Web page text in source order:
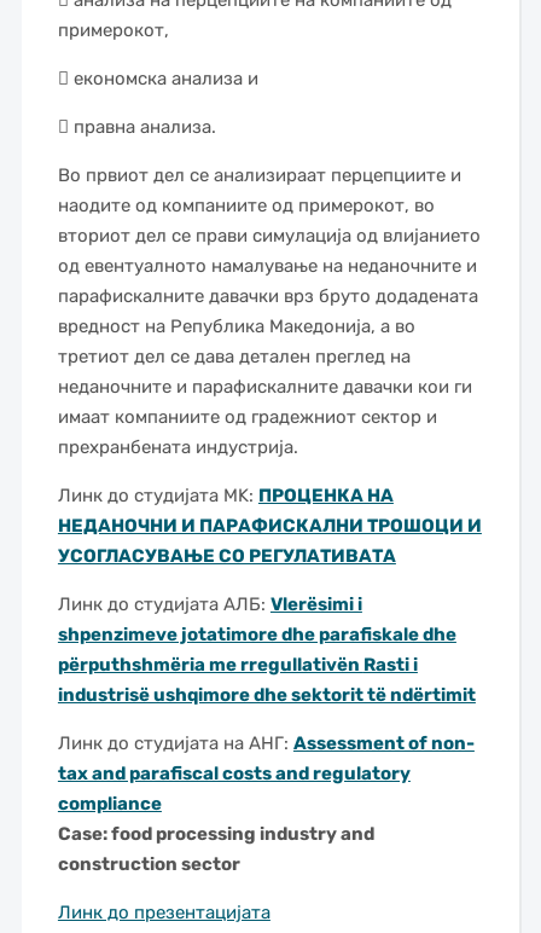
примерокот,
 економска анализа и
 правна анализа.
Во првиот дел се анализираат перцепциите и
наодите од компаниите од примерокот, во
вториот дел се прави симулација од влијанието
од евентуалното намалување на неданочните и
парафискалните давачки врз бруто додадената
вредност на Република Македонија, а во
третиот дел се дава детален преглед на
неданочните и парафискалните давачки кои ги
имаат компаниите од градежниот сектор и
прехранбената индустрија.
Линк до студијата MK: ПРОЦЕНКА НА
НЕДАНОЧНИ И ПАРАФИСКАЛНИ ТРОШОЦИ И
УСОГЛАСУВАЊЕ СО РЕГУЛАТИВАТА
Линк до студијата АЛБ: Vlerësimi i
shpenzimeve jotatimore dhe parafiskale dhe
përputhshmëria me rregullativën Rasti i
industrisë ushqimore dhe sektorit të ndërtimit
Линк до студијата на АНГ: Assessment of non-
tax and parafiscal costs and regulatory
compliance
Case: food processing industry and
construction sector
Линк до презентацијата